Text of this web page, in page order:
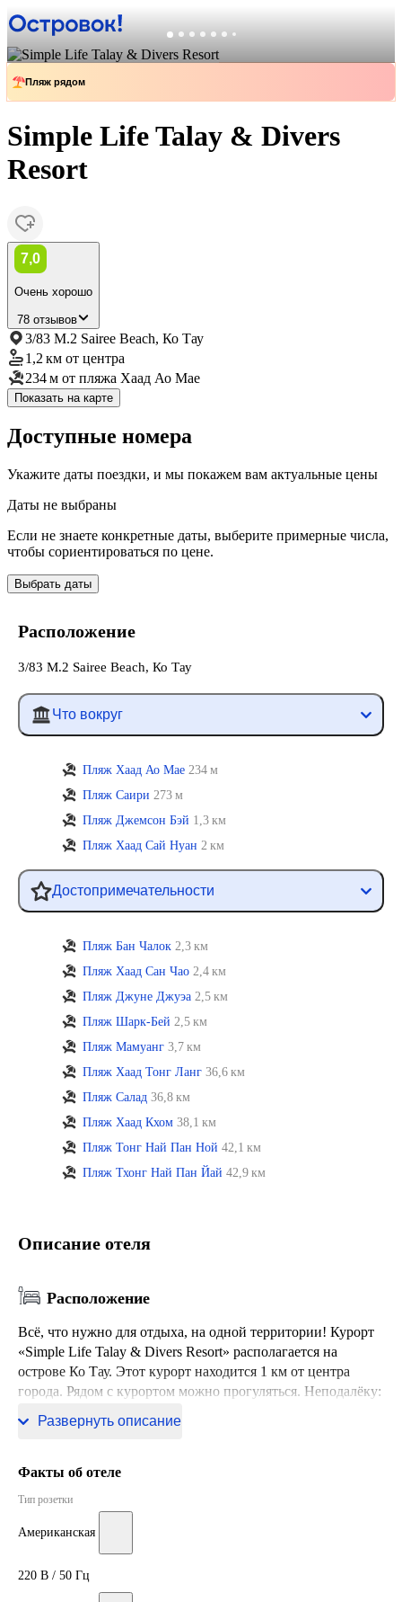
Пляж рядом
Simple Life Talay & Divers
Resort
7,0
Очень хорошо
78 отзывов
3/83 M.2 Sairee Beach, Ко Тау
1,2 км от центра
234 м от пляжа Хаад Ао Мае
Показать на карте
Доступные номера
Укажите даты поездки, и мы покажем вам актуальные цены
Даты не выбраны
Если не знаете конкретные даты, выберите примерные числа,
чтобы сориентироваться по цене.
Выбрать даты
Расположение
3/83 M.2 Sairee Beach, Ко Тау
Что вокруг
Пляж Хаад Ао Мае 234 м
Пляж Саири 273 м
Пляж Джемсон Бэй 1,3 км
Пляж Хаад Сай Нуан 2 км
Достопримечательности
Пляж Бан Чалок 2,3 км
Пляж Хаад Сан Чао 2,4 км
Пляж Джуне Джуэа 2,5 км
Пляж Шарк-Бей 2,5 км
Пляж Мамуанг 3,7 км
Пляж Хаад Тонг Ланг 36,6 км
Пляж Салад 36,8 км
Пляж Хаад Кхом 38,1 км
Пляж Тонг Най Пан Ной 42,1 км
Пляж Тхонг Най Пан Йай 42,9 км
Описание отеля
Расположение
Всё, что нужно для отдыха, на одной территории! Курорт
«Simple Life Talay & Divers Resort» располагается на
острове Ко Тау. Этот курорт находится 1 км от центра
города. Рядом с курортом можно прогуляться. Неподалёку:
Развернуть описание
Факты об отеле
Тип розетки
Американская
220 В / 50 Гц